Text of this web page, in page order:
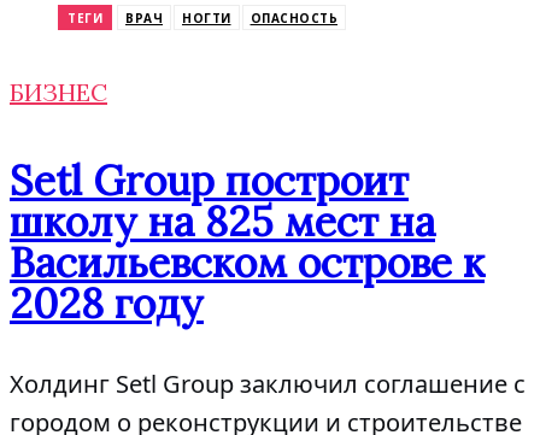
ТЕГИ ВРАЧ НОГТИ ОПАСНОСТЬ
БИЗНЕС
Setl Group построит
школу на 825 мест на
Васильевском острове к
2028 году
Холдинг Setl Group заключил соглашение с
городом о реконструкции и строительстве